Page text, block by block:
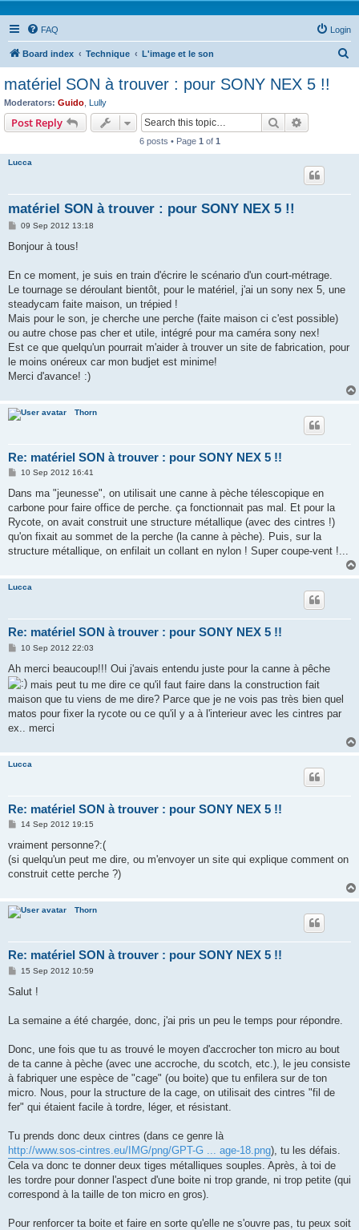
FAQ Login
Board index Technique L'image et le son
matériel SON à trouver : pour SONY NEX 5 !!
Moderators: Guido Lully
Post Reply Search
6 posts • Page 1 of 1
Lucca
matériel SON à trouver : pour SONY NEX 5 !!
P
s
09 Sep 2012 13:18
Bonjour à tous!
En ce moment, je suis en train d'écrire le scénario d'un court-métrage.
Le tournage se déroulant bientôt, pour le matériel, j'ai un sony nex 5, une
steadycam faite maison, un trépied !
Mais pour le son, je cherche une perche (faite maison ci c'est possible)
ou autre chose pas cher et utile, intégré pour ma caméra sony nex!
Est ce que quelqu'un pourrait m'aider à trouver un site de fabrication, pour
le moins onéreux car mon budjet est minime!
Merci d'avance! :)
Thorn
Re: matériel SON à trouver : pour SONY NEX 5 !!
P
s
10 Sep 2012 16:41
Dans ma "jeunesse", on utilisait une canne à pèche télescopique en
carbone pour faire office de perche. ça fonctionnait pas mal. Et pour la
Rycote, on avait construit une structure métallique (avec des cintres !)
qu'on fixait au sommet de la perche (la canne à pèche). Puis, sur la
structure métallique, on enfilait un collant en nylon ! Super coupe-vent !...
Lucca
Re: matériel SON à trouver : pour SONY NEX 5 !!
P
s
t
10 Sep 2012 22:03
Ah merci beaucoup!!! Oui j'avais entendu juste pour la canne à pêche
mais peut tu me dire ce qu'il faut faire dans la construction fait
maison que tu viens de me dire? Parce que je ne vois pas très bien quel
matos pour fixer la rycote ou ce qu'il y a à l'interieur avec les cintres par
ex.. merci
Lucca
Re: matériel SON à trouver : pour SONY NEX 5 !!
P
s
14 Sep 2012 19:15
vraiment personne?:(
(si quelqu'un peut me dire, ou m'envoyer un site qui explique comment on
construit cette perche ?)
Thorn
Re: matériel SON à trouver : pour SONY NEX 5 !!
P
s
15 Sep 2012 10:59
Salut !
La semaine a été chargée, donc, j'ai pris un peu le temps pour répondre.
Donc, une fois que tu as trouvé le moyen d'accrocher ton micro au bout
de ta canne à pèche (avec une accroche, du scotch, etc.), le jeu consiste
à fabriquer une espèce de "cage" (ou boite) que tu enfilera sur de ton
micro. Nous, pour la structure de la cage, on utilisait des cintres "fil de
fer" qui étaient facile à tordre, léger, et résistant.
Tu prends donc deux cintres (dans ce genre là
http://www.sos-cintres.eu/IMG/png/GPT-G ... age-18.png), tu les défais.
Cela va donc te donner deux tiges métalliques souples. Après, à toi de
les tordre pour donner l'aspect d'une boite ni trop grande, ni trop petite (qui
correspond à la taille de ton micro en gros).
Pour renforcer ta boite et faire en sorte qu'elle ne s'ouvre pas, tu peux soit